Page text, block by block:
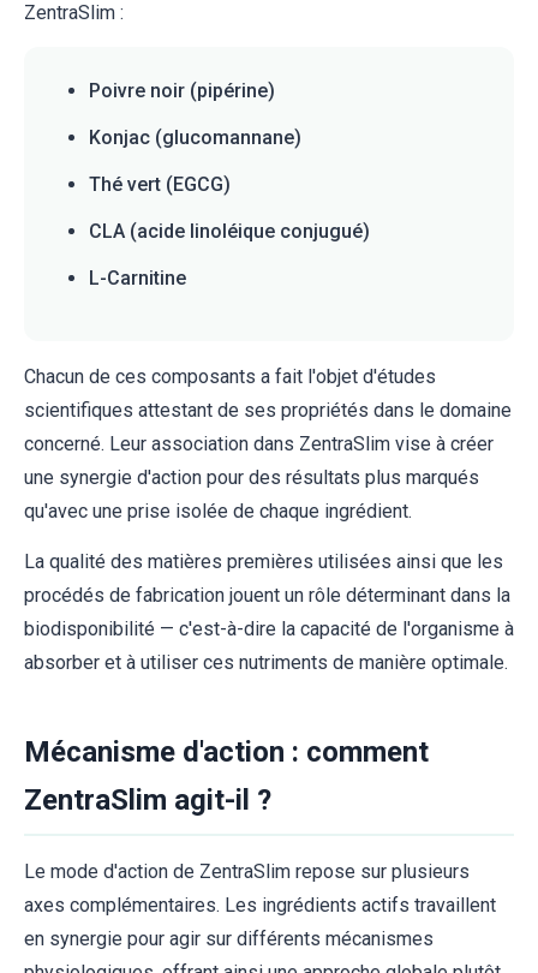
ZentraSlim :
Poivre noir (pipérine)
Konjac (glucomannane)
Thé vert (EGCG)
CLA (acide linoléique conjugué)
L-Carnitine
Chacun de ces composants a fait l'objet d'études
scientifiques attestant de ses propriétés dans le domaine
concerné. Leur association dans ZentraSlim vise à créer
une synergie d'action pour des résultats plus marqués
qu'avec une prise isolée de chaque ingrédient.
La qualité des matières premières utilisées ainsi que les
procédés de fabrication jouent un rôle déterminant dans la
biodisponibilité — c'est-à-dire la capacité de l'organisme à
absorber et à utiliser ces nutriments de manière optimale.
Mécanisme d'action : comment
ZentraSlim agit-il ?
Le mode d'action de ZentraSlim repose sur plusieurs
axes complémentaires. Les ingrédients actifs travaillent
en synergie pour agir sur différents mécanismes